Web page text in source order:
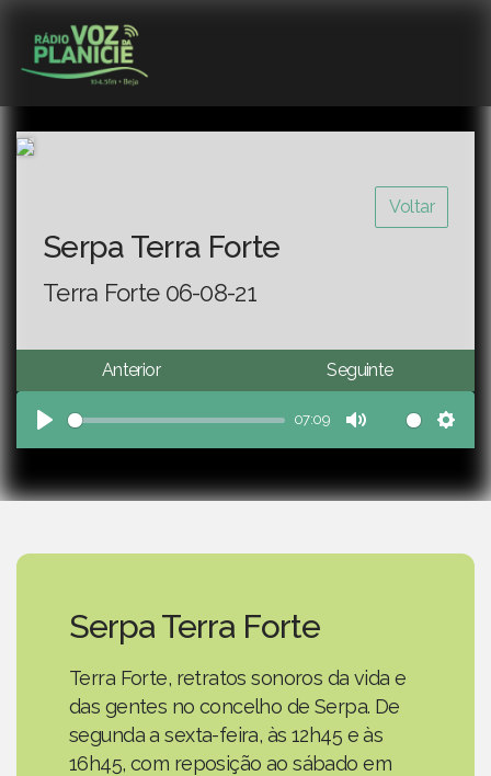
Voltar
Serpa Terra Forte
Terra Forte 06-08-21
Anterior Seguinte
Play
07:09
Mute
Serpa Terra Forte
Terra Forte, retratos sonoros da vida e
das gentes no concelho de Serpa. De
segunda a sexta-feira, às 12h45 e às
16h45, com reposição ao sábado em